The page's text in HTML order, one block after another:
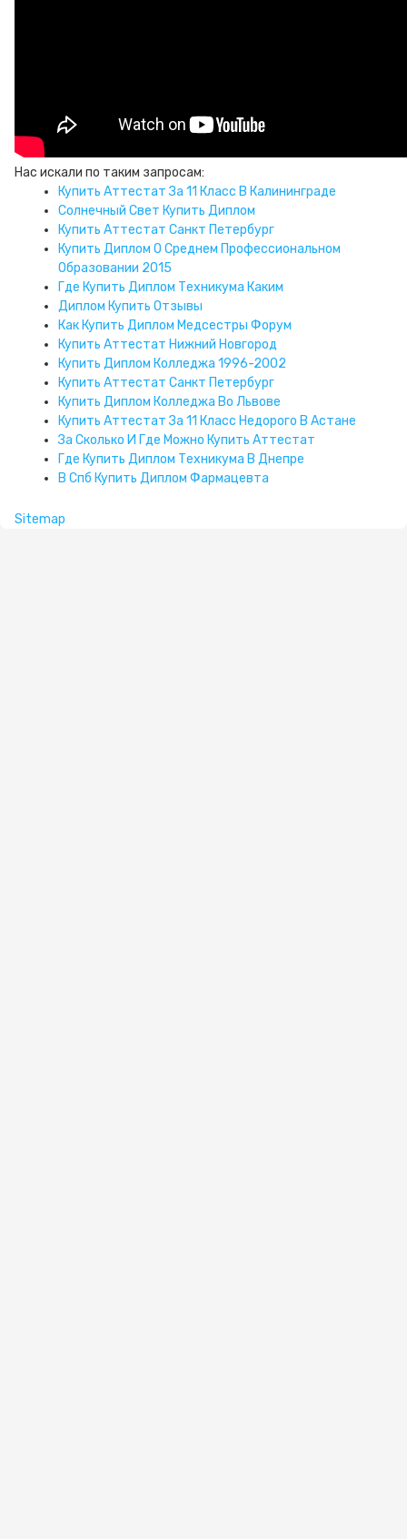
Нас искали по таким запросам:
Купить Аттестат За 11 Класс В Калининграде
Солнечный Свет Купить Диплом
Купить Аттестат Санкт Петербург
Купить Диплом О Среднем Профессиональном
Образовании 2015
Где Купить Диплом Техникума Каким
Диплом Купить Отзывы
Как Купить Диплом Медсестры Форум
Купить Аттестат Нижний Новгород
Купить Диплом Колледжа 1996-2002
Купить Аттестат Санкт Петербург
Купить Диплом Колледжа Во Львове
Купить Аттестат За 11 Класс Недорого В Астане
За Сколько И Где Можно Купить Аттестат
Где Купить Диплом Техникума В Днепре
В Спб Купить Диплом Фармацевта
Sitemap